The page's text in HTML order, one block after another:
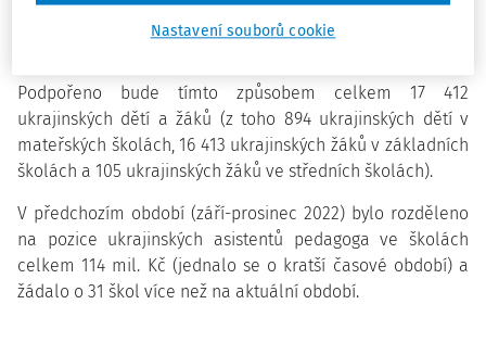
daná kritéria (minimální počty ukrajinských dětí a žáků
Podpořeno bude tímto způsobem celkem 17 412
ukrajinských dětí a žáků (z toho 894 ukrajinských dětí v
mateřských školách, 16 413 ukrajinských žáků v základních
školách a 105 ukrajinských žáků ve středních školách).
V předchozím období (září-prosinec 2022) bylo rozděleno
na pozice ukrajinských asistentů pedagoga ve školách
celkem 114 mil. Kč (jednalo se o kratší časové období) a
žádalo o 31 škol více než na aktuální období.
Nastavení souborů cookie